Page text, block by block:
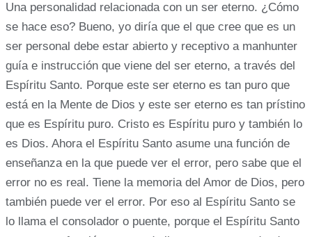
Una personalidad relacionada con un ser eterno. ¿Cómo
se hace eso? Bueno, yo diría que el que cree que es un
ser personal debe estar abierto y receptivo a manhunter
guía e instrucción que viene del ser eterno, a través del
Espíritu Santo. Porque este ser eterno es tan puro que
está en la Mente de Dios y este ser eterno es tan prístino
que es Espíritu puro. Cristo es Espíritu puro y también lo
es Dios. Ahora el Espíritu Santo asume una función de
enseñanza en la que puede ver el error, pero sabe que el
error no es real. Tiene la memoria del Amor de Dios, pero
también puede ver el error. Por eso al Espíritu Santo se
lo llama el consolador o puente, porque el Espíritu Santo